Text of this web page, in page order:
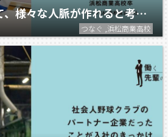
営業の仕事を通して、様々な人脈が作れると考え、入社を希望しました。
つなぐ ,浜松商業高校